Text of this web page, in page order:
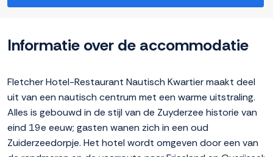
Informatie over de accommodatie
Fletcher Hotel-Restaurant Nautisch Kwartier maakt deel
uit van een nautisch centrum met een warme uitstraling.
Alles is gebouwd in de stijl van de Zuyderzee historie van
eind 19e eeuw; gasten wanen zich in een oud
Zuiderzeedorpje. Het hotel wordt omgeven door een van